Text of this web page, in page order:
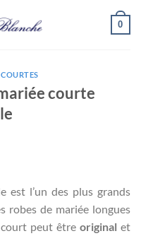
0
courte
est l’un des plus grands
robes de mariée longues
court peut êtreoriginal et